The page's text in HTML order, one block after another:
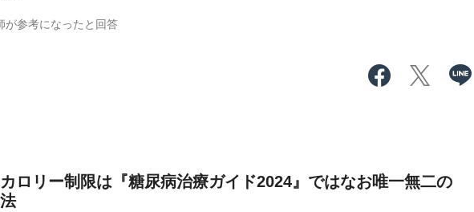
が参考になったと回答
ロリー制限は『糖尿病治療ガイド2024』ではなお唯一無二の